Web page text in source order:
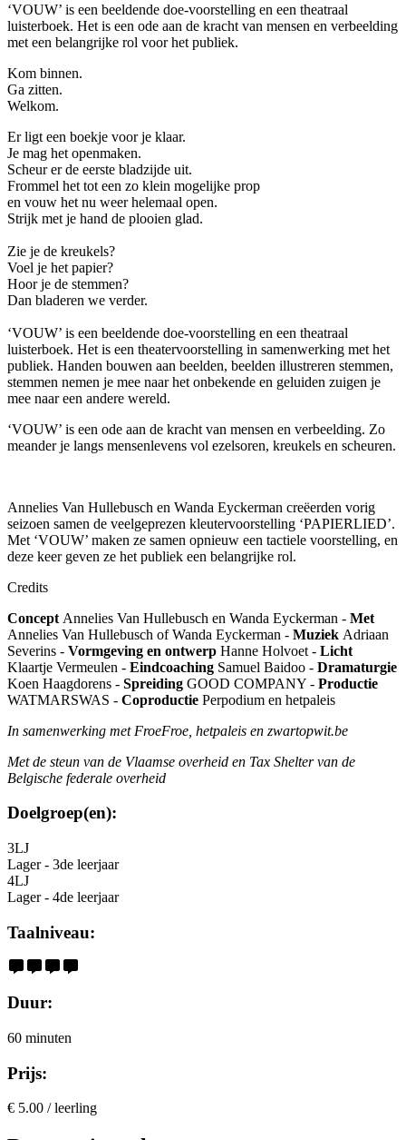
‘VOUW’ is een beeldende doe-voorstelling en een theatraal
luisterboek. Het is een ode aan de kracht van mensen en verbeelding
met een belangrijke rol voor het publiek.
Kom binnen.
Ga zitten.
Welkom.
Er ligt een boekje voor je klaar.
Je mag het openmaken.
Scheur er de eerste bladzijde uit.
Frommel het tot een zo klein mogelijke prop
en vouw het nu weer helemaal open.
Strijk met je hand de plooien glad.
Zie je de kreukels?
Voel je het papier?
Hoor je de stemmen?
Dan bladeren we verder.
‘VOUW’ is een beeldende doe-voorstelling en een theatraal
luisterboek. Het is een theatervoorstelling in samenwerking met het
publiek. Handen bouwen aan beelden, beelden illustreren stemmen,
stemmen nemen je mee naar het onbekende en geluiden zuigen je
mee naar een andere wereld.
‘VOUW’ is een ode aan de kracht van mensen en verbeelding. Zo
meander je langs mensenlevens vol ezelsoren, kreukels en scheuren.
Annelies Van Hullebusch en Wanda Eyckerman creëerden vorig
seizoen samen de veelgeprezen kleutervoorstelling ‘PAPIERLIED’.
Met ‘VOUW’ maken ze samen opnieuw een tactiele voorstelling, en
deze keer geven ze het publiek een belangrijke rol.
Credits
Concept Annelies Van Hullebusch en Wanda Eyckerman - Met
Annelies Van Hullebusch of Wanda Eyckerman - Muziek Adriaan
Severins - Vormgeving en ontwerp Hanne Holvoet - Licht
Klaartje Vermeulen - Eindcoaching Samuel Baidoo - Dramaturgie
Koen Haagdorens - Spreiding GOOD COMPANY - Productie
WATMARSWAS - Coproductie Perpodium en hetpaleis
In samenwerking met FroeFroe, hetpaleis en zwartopwit.be
Met de steun van de Vlaamse overheid en Tax Shelter van de
Belgische federale overheid
Doelgroep(en):
3LJ
Lager - 3de leerjaar
4LJ
Lager - 4de leerjaar
Taalniveau:
Duur:
60 minuten
Prijs:
€ 5.00 / leerling